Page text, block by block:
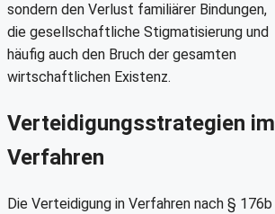
sondern den Verlust familiärer Bindungen,
die gesellschaftliche Stigmatisierung und
häufig auch den Bruch der gesamten
wirtschaftlichen Existenz.
Verteidigungsstrategien im
Verfahren
Die Verteidigung in Verfahren nach § 176b